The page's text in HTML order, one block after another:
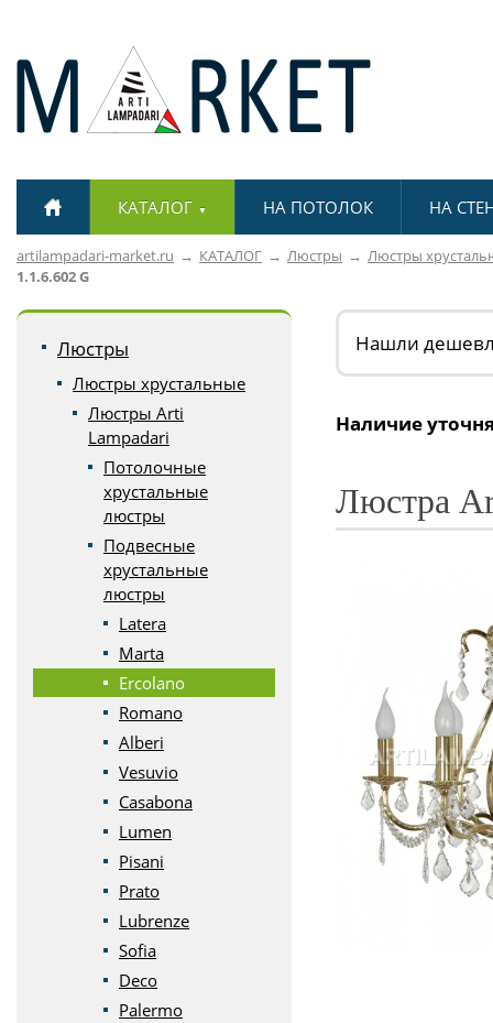
КАТАЛОГ ▼ НА ПОТОЛОК НА
artilampadari-market.ru КАТАЛОГ Люстры
Люстры
1.1.6.602 G
Люстры
Люстры хрустальные
Люстры Arti
Lampadari
Потолочные
хрустальные
люстры
Подвесные
хрустальные
люстры
Latera
Marta
Ercolano
Romano
Alberi
Vesuvio
Casabona
Lumen
Pisani
Prato
Lubrenze
Sofia
Deco
Palermo
Нашли
Наличие
Люстра